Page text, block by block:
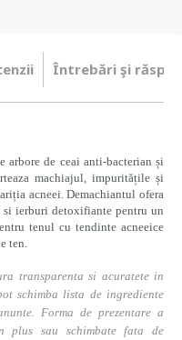
Întrebări şi
arbore de ceai anti-bacterian și
machiajul, impuritățile și
acneei. Demachiantul ofera
ierburi detoxifiante pentru un
tenul cu tendinte acneeice
ten.
transparenta si acuratete in
schimba lista de ingrediente
Forma de prezentare a
plus sau schimbate fata de